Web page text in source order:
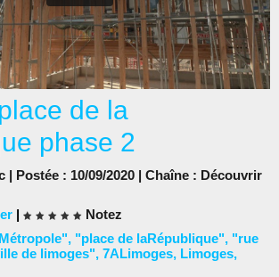
de la
phase 2
| Postée : 10/09/2020 | Chaîne : Découvrir
|
Notez
, "place de laRépublique", "rue
de limoges", 7ALimoges, Limoges,